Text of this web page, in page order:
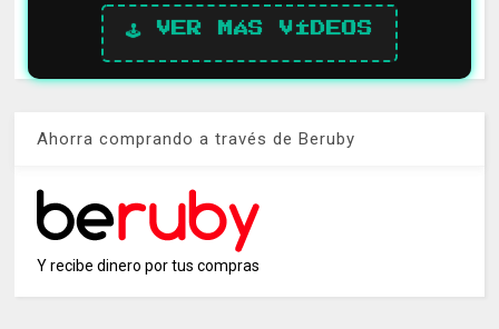
🕹️ VER MÁS VÍDEOS
Ahorra comprando a través de Beruby
Y recibe dinero por tus compras